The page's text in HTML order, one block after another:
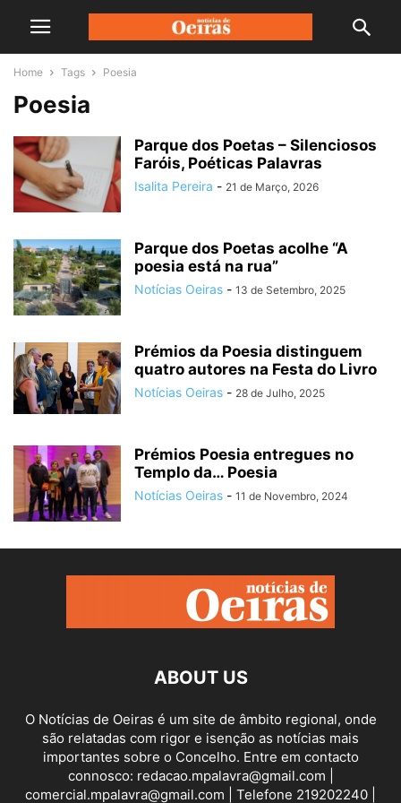
Home Tags Poesia
Poesia
Parque dos Poetas – Silenciosos
Faróis, Poéticas Palavras
Isalita Pereira - 21 de Março, 2026
Parque dos Poetas acolhe “A
poesia está na rua”
Notícias Oeiras - 13 de Setembro, 2025
Prémios da Poesia distinguem
quatro autores na Festa do Livro
Notícias Oeiras - 28 de Julho, 2025
Prémios Poesia entregues no
Templo da… Poesia
Notícias Oeiras - 11 de Novembro, 2024
ABOUT US
O Notícias de Oeiras é um site de âmbito regional, onde
são relatadas com rigor e isenção as notícias mais
importantes sobre o Concelho. Entre em contacto
connosco: redacao.mpalavra@gmail.com |
comercial.mpalavra@gmail.com | Telefone 219202240 |